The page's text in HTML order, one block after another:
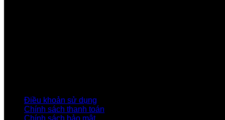
Điều khoản sử dụng
Chính sách thanh toán